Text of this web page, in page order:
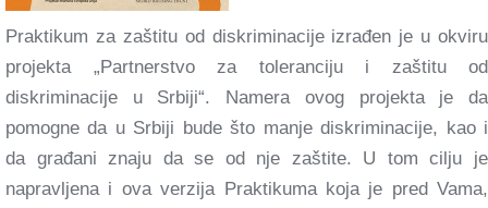
Praktikum za zaštitu od diskriminacije izrađen je u okviru
projekta „Partnerstvo za toleranciju i zaštitu od
diskriminacije u Srbiji“. Namera ovog projekta je da
pomogne da u Srbiji bude što manje diskriminacije, kao i
da građani znaju da se od nje zaštite. U tom cilju je
napravljena i ova verzija Praktikuma koja je pred Vama,